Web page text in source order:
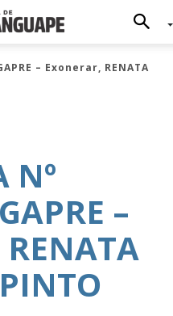
– Exonerar, RENATA
Nº
–